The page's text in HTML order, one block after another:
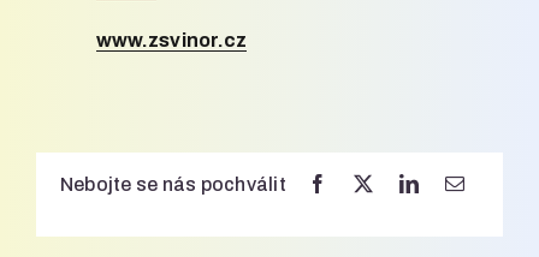
www.zsvinor.cz
Nebojte se nás pochválit